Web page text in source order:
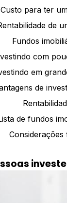
Custo para ter
de
Fundos
com
em
de
de fundos
Considerações